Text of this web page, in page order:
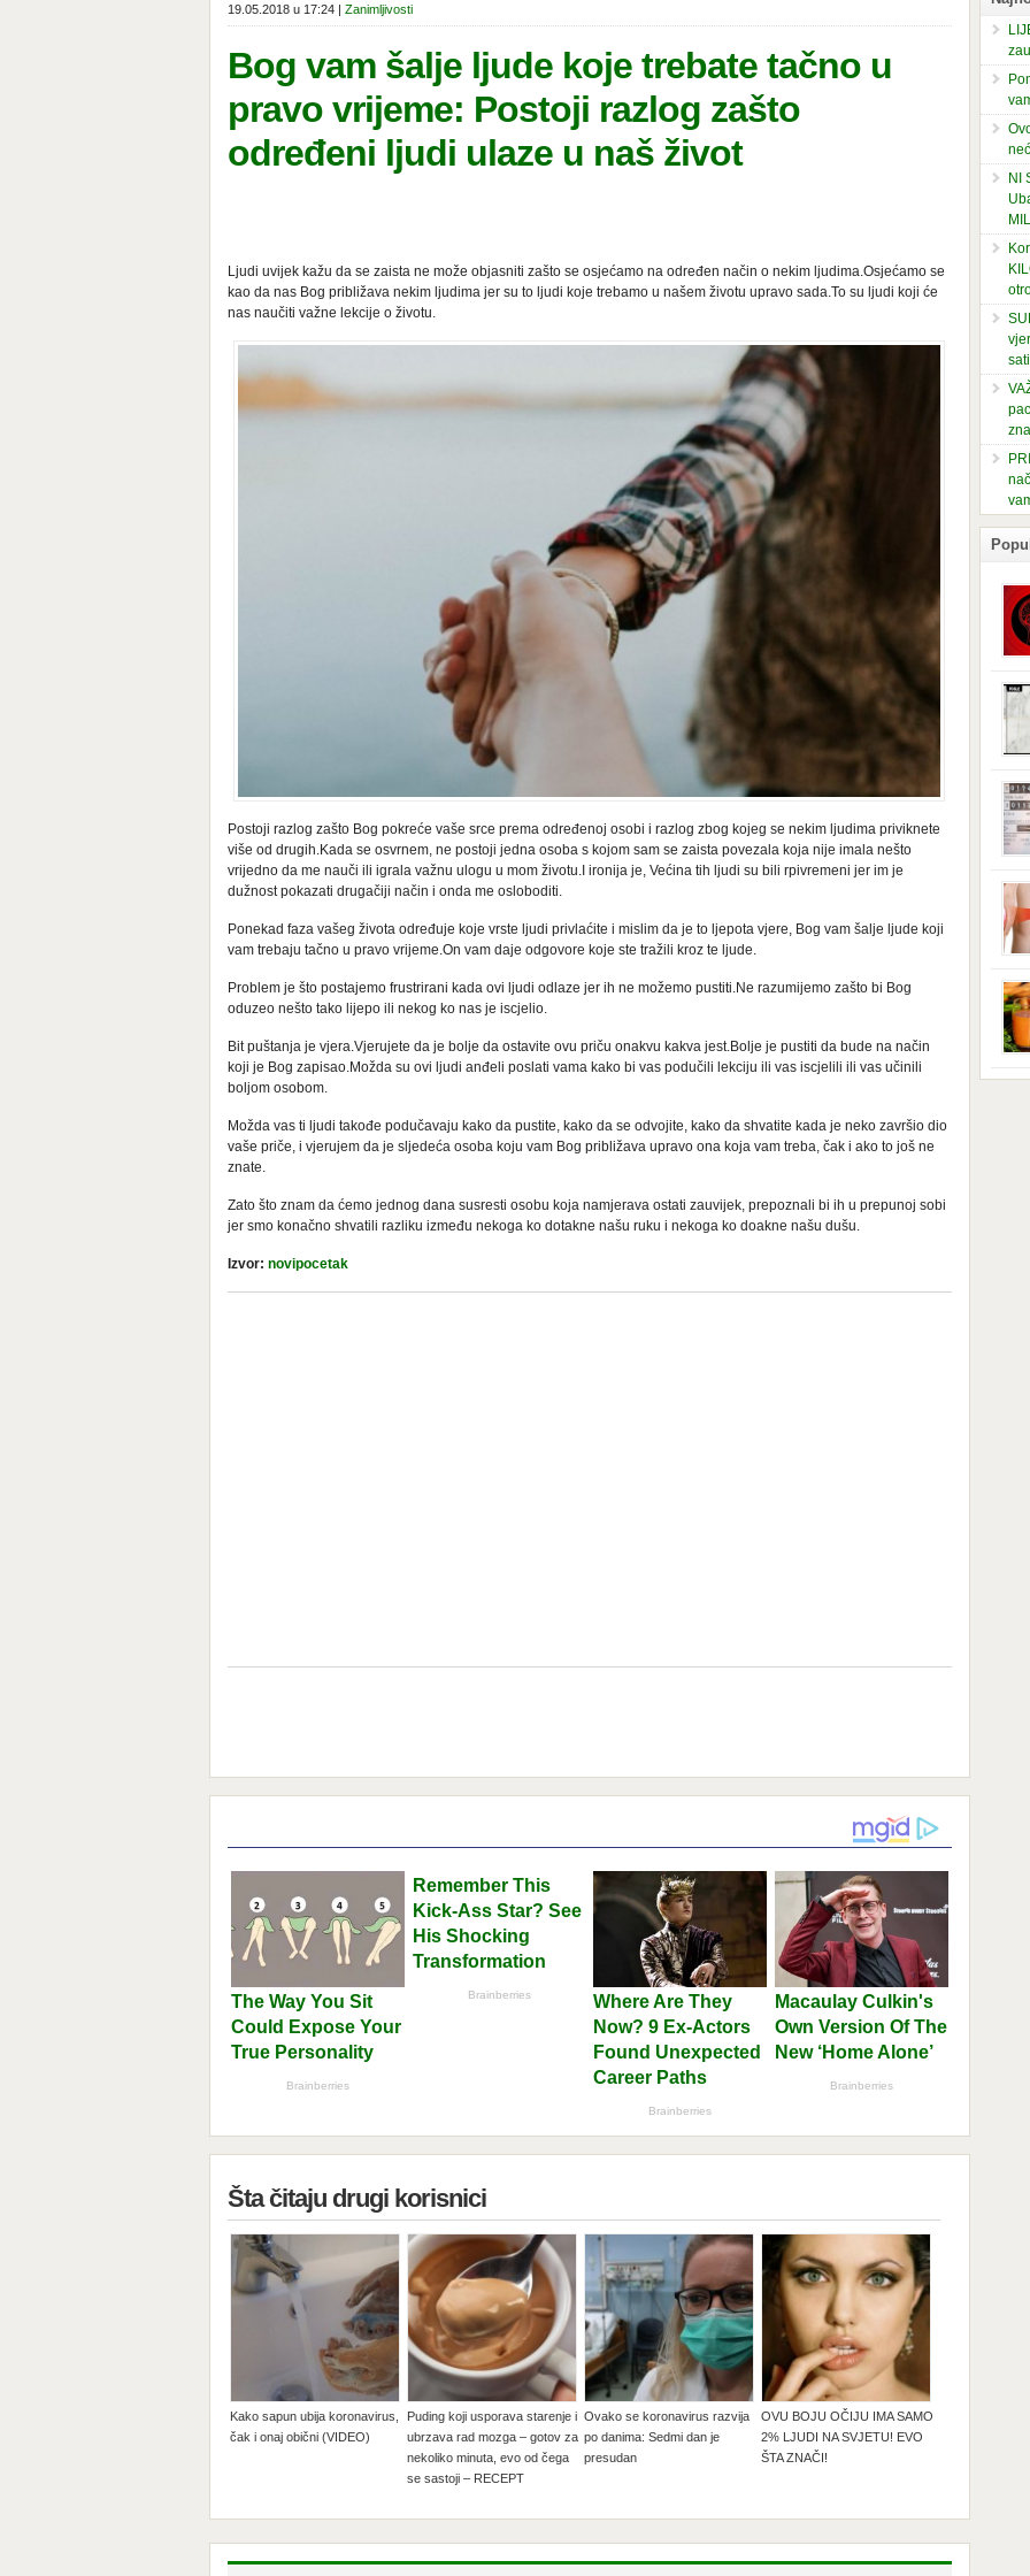
19.05.2018 u 17:24 | Zanimljivosti
Bog vam šalje ljude koje trebate tačno u
pravo vrijeme: Postoji razlog zašto
određeni ljudi ulaze u naš život
Ljudi uvijek kažu da se zaista ne može objasniti zašto se osjećamo na određen način o nekim ljudima.Osjećamo se
kao da nas Bog približava nekim ljudima jer su to ljudi koje trebamo u našem životu upravo sada.To su ljudi koji će
nas naučiti važne lekcije o životu.
Postoji razlog zašto Bog pokreće vaše srce prema određenoj osobi i razlog zbog kojeg se nekim ljudima priviknete
više od drugih.Kada se osvrnem, ne postoji jedna osoba s kojom sam se zaista povezala koja nije imala nešto
vrijedno da me nauči ili igrala važnu ulogu u mom životu.I ironija je, Većina tih ljudi su bili rpivremeni jer im je
dužnost pokazati drugačiji način i onda me osloboditi.
Ponekad faza vašeg života određuje koje vrste ljudi privlaćite i mislim da je to ljepota vjere, Bog vam šalje ljude koji
vam trebaju tačno u pravo vrijeme.On vam daje odgovore koje ste tražili kroz te ljude.
Problem je što postajemo frustrirani kada ovi ljudi odlaze jer ih ne možemo pustiti.Ne razumijemo zašto bi Bog
oduzeo nešto tako lijepo ili nekog ko nas je iscjelio.
Bit puštanja je vjera.Vjerujete da je bolje da ostavite ovu priču onakvu kakva jest.Bolje je pustiti da bude na način
koji je Bog zapisao.Možda su ovi ljudi anđeli poslati vama kako bi vas podučili lekciju ili vas iscjelili ili vas učinili
boljom osobom.
Možda vas ti ljudi takođe podučavaju kako da pustite, kako da se odvojite, kako da shvatite kada je neko završio dio
vaše priče, i vjerujem da je sljedeća osoba koju vam Bog približava upravo ona koja vam treba, čak i ako to još ne
znate.
Zato što znam da ćemo jednog dana susresti osobu koja namjerava ostati zauvijek, prepoznali bi ih u prepunoj sobi
jer smo konačno shvatili razliku između nekoga ko dotakne našu ruku i nekoga ko doakne našu dušu.
Izvor: novipocetak
Šta čitaju drugi korisnici
Kako sapun ubija koronavirus,
čak i onaj obični (VIDEO)
Puding koji usporava starenje i
ubrzava rad mozga – gotov za
nekoliko minuta, evo od čega
se sastoji – RECEPT
Ovako se koronavirus razvija
po danima: Sedmi dan je
presudan
OVU BOJU OČIJU IMA SAMO
2% LJUDI NA SVJETU! EVO
ŠTA ZNAČI!
NI
sati
se
je